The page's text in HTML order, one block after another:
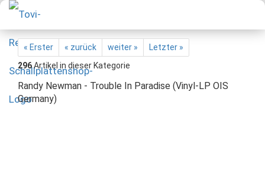
« Erster « zurück weiter »
Letzter »
296Artikel in dieser Kategorie
Randy Newman - Trouble In Paradise (Vinyl-LP OIS
Germany)